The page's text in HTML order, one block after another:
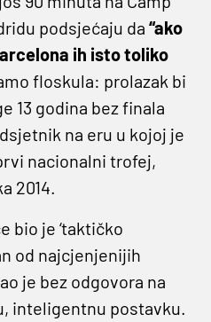
podsjećaju da “ako
ih isto toliko
floskula: prolazak bi
13 godina bez finala
na eru u kojoj je
nacionalni trofej,
2014.
bio je ‘taktičko
od najcjenjenijih
je bez odgovora na
inteligentnu postavku.